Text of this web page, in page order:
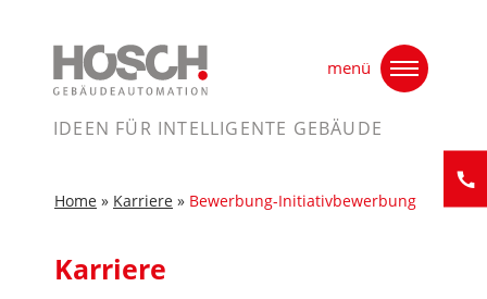
content
IDEEN FÜR INTELLIGENTE GEBÄUDE
menü
Home » Karriere » Bewerbung-Initiativbewerbung
Karriere